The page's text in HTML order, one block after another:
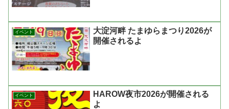
イベント
大淀河畔 たまゆらまつり2026が
開催されるよ
イベント
HAROW夜市2026が開催される
よ